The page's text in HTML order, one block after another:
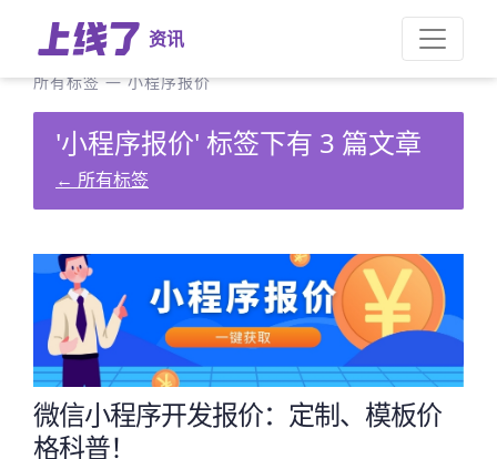
资讯
所有标签—小程序报价
'小程序报价' 标签下有 3 篇文章
← 所有标签
微信小程序开发报价：定制、模板价
格科普！